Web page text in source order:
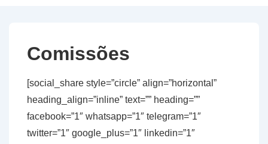
Comissões
[social_share style=”circle” align=”horizontal”
heading_align=”inline” text=”” heading=””
facebook=”1″ whatsapp=”1″ telegram=”1″
twitter=”1″ google_plus=”1″ linkedin=”1″